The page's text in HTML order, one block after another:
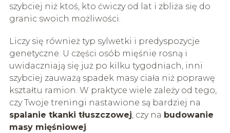
szybciej niż ktoś, kto ćwiczy od lat i zbliża się do
granic swoich możliwości.
Liczy się również typ sylwetki i predyspozycje
genetyczne. U części osób mięśnie rosną i
uwidaczniają się już po kilku tygodniach, inni
szybciej zauważą spadek masy ciała niż poprawę
kształtu ramion. W praktyce wiele zależy od tego,
czy Twoje treningi nastawione są bardziej na
spalanie tkanki tłuszczowej, czy na budowanie
masy mięśniowej.